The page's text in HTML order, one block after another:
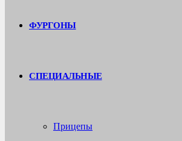
ФУРГОНЫ
СПЕЦИАЛЬНЫЕ
Прицепы